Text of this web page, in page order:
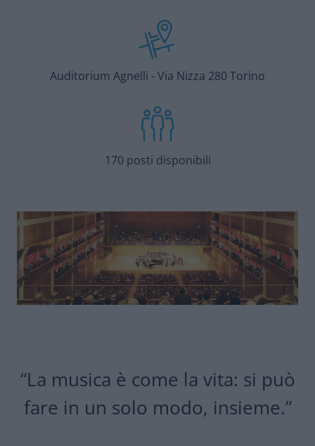
Auditorium Agnelli - Via Nizza 280 Torino
170 posti disponibili
“La musica è come la vita: si può
fare in un solo modo, insieme.”